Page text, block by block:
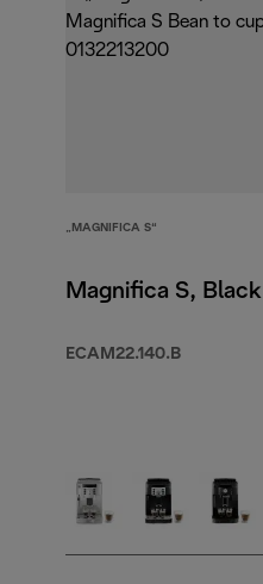
„MAGNIFICA S“
Magnifica S, Black
ECAM22.140.B